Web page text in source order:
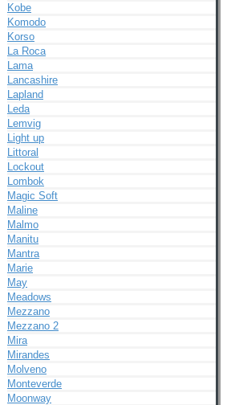
Kobe
Komodo
Korso
La Roca
Lama
Lancashire
Lapland
Leda
Lemvig
Light up
Littoral
Lockout
Lombok
Magic Soft
Maline
Malmo
Manitu
Mantra
Marie
May
Meadows
Mezzano
Mezzano 2
Mira
Mirandes
Molveno
Monteverde
Moonway